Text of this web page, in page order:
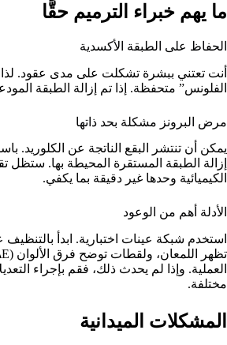
ما يهم خبراء الترميم حقًّا
الحفاظ على الطبقة الأكسدية
أنت تعتني ببشرة تشكلت على مدى عقود. لذا
الفلونس” متحفظة. إذا تم إزالة الطبقة
مرض البرونز مشكلة بحد ذاتها
يمكن أن تنتشر البقع الناتجة عن الكلوريد.
إزالة الطبقة المستقرة المحيطة بها. ستظل
الكيميائية وحدها غير دقيقة بما يكفي.
الأدلة أهم من الوعود
استخدم شبكة عينات اختبارية. ابدأ
العملية. وإذا لم يحدث ذلك، فقم بإجراء
مختلفة.
المشكلات الميدانية